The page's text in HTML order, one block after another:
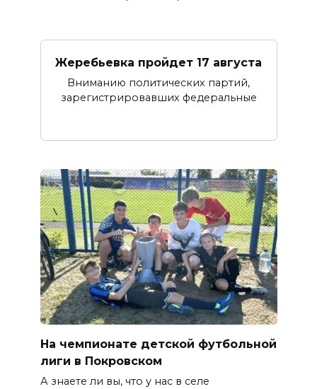
Жеребьевка пройдет 17 августа
Вниманию политических партий,
зарегистрировавших федеральные
На чемпионате детской футбольной
лиги в Покровском
А знаете ли вы, что у нас в селе